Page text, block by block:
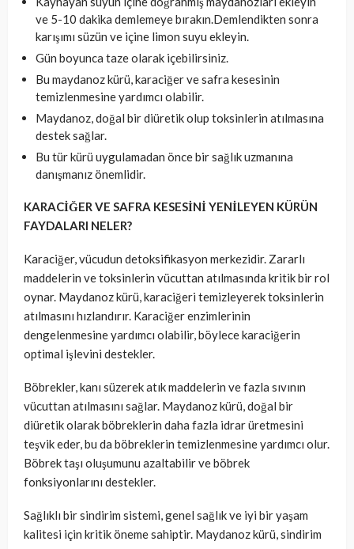
ve 5-10 dakika demlemeye bırakın.Demlendikten sonra
karışımı süzün ve içine limon suyu ekleyin.
Gün boyunca taze olarak içebilirsiniz.
Bu maydanoz kürü, karaciğer ve safra kesesinin
temizlenmesine yardımcı olabilir.
Maydanoz, doğal bir diüretik olup toksinlerin atılmasına
destek sağlar.
Bu tür kürü uygulamadan önce bir sağlık uzmanına
danışmanız önemlidir.
KARACİĞER VE SAFRA KESESİNİ YENİLEYEN KÜRÜN
FAYDALARI NELER?
Karaciğer, vücudun detoksifikasyon merkezidir. Zararlı
maddelerin ve toksinlerin vücuttan atılmasında kritik bir rol
oynar. Maydanoz kürü, karaciğeri temizleyerek toksinlerin
atılmasını hızlandırır. Karaciğer enzimlerinin
dengelenmesine yardımcı olabilir, böylece karaciğerin
optimal işlevini destekler.
Böbrekler, kanı süzerek atık maddelerin ve fazla sıvının
vücuttan atılmasını sağlar. Maydanoz kürü, doğal bir
diüretik olarak böbreklerin daha fazla idrar üretmesini
teşvik eder, bu da böbreklerin temizlenmesine yardımcı olur.
Böbrek taşı oluşumunu azaltabilir ve böbrek
fonksiyonlarını destekler.
Sağlıklı bir sindirim sistemi, genel sağlık ve iyi bir yaşam
kalitesi için kritik öneme sahiptir. Maydanoz kürü, sindirim